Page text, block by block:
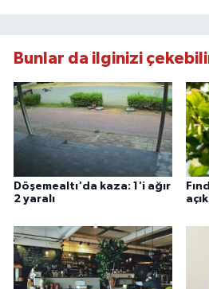
Bunlar da ilginizi
Döşemealtı'da kaza: 1'i ağır
2 yaralı